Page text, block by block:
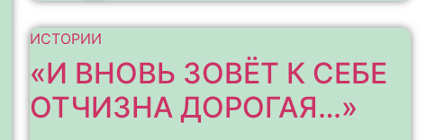
ИСТОРИИ
«И ВНОВЬ ЗОВЁТ К СЕБЕ
ОТЧИЗНА ДОРОГАЯ…»